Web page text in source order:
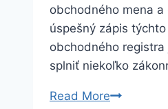
obchodného mena a
úspešný zápis
obchodného
splniť niekoľko
Read MoreAko